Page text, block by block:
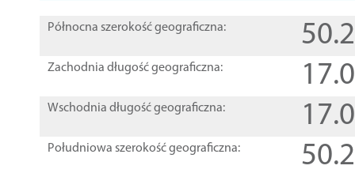
Północna szerokość geograficzna:
Zachodnia długość geograficzna:
Wschodnia długość geograficzna:
Południowa szerokość geograficzna: